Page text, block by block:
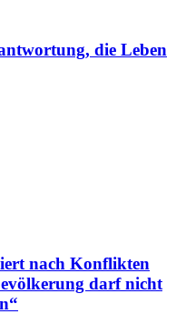
die Leben
nach Konflikten
darf nicht